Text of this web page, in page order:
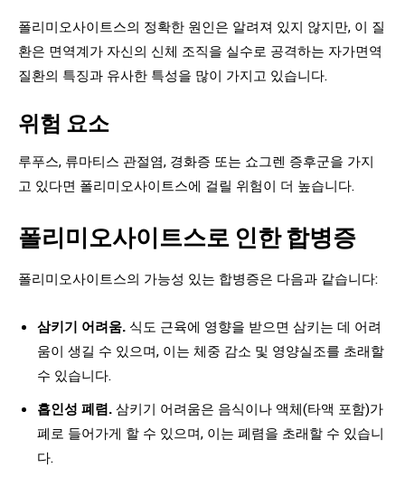
폴리미오사이트스의 정확한 원인은 알려져 있지 않지만, 이 질
환은 면역계가 자신의 신체 조직을 실수로 공격하는 자가면역
질환의 특징과 유사한 특성을 많이 가지고 있습니다.
위험 요소
루푸스, 류마티스 관절염, 경화증 또는 쇼그렌 증후군을 가지
고 있다면 폴리미오사이트스에 걸릴 위험이 더 높습니다.
폴리미오사이트스로 인한 합병증
폴리미오사이트스의 가능성 있는 합병증은 다음과 같습니다:
삼키기 어려움. 식도 근육에 영향을 받으면 삼키는 데 어려
움이 생길 수 있으며, 이는 체중 감소 및 영양실조를 초래할
수 있습니다.
흡인성 폐렴. 삼키기 어려움은 음식이나 액체(타액 포함)가
폐로 들어가게 할 수 있으며, 이는 폐렴을 초래할 수 있습니
다.